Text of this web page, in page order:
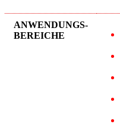
ANWENDUNGS-
BEREICHE